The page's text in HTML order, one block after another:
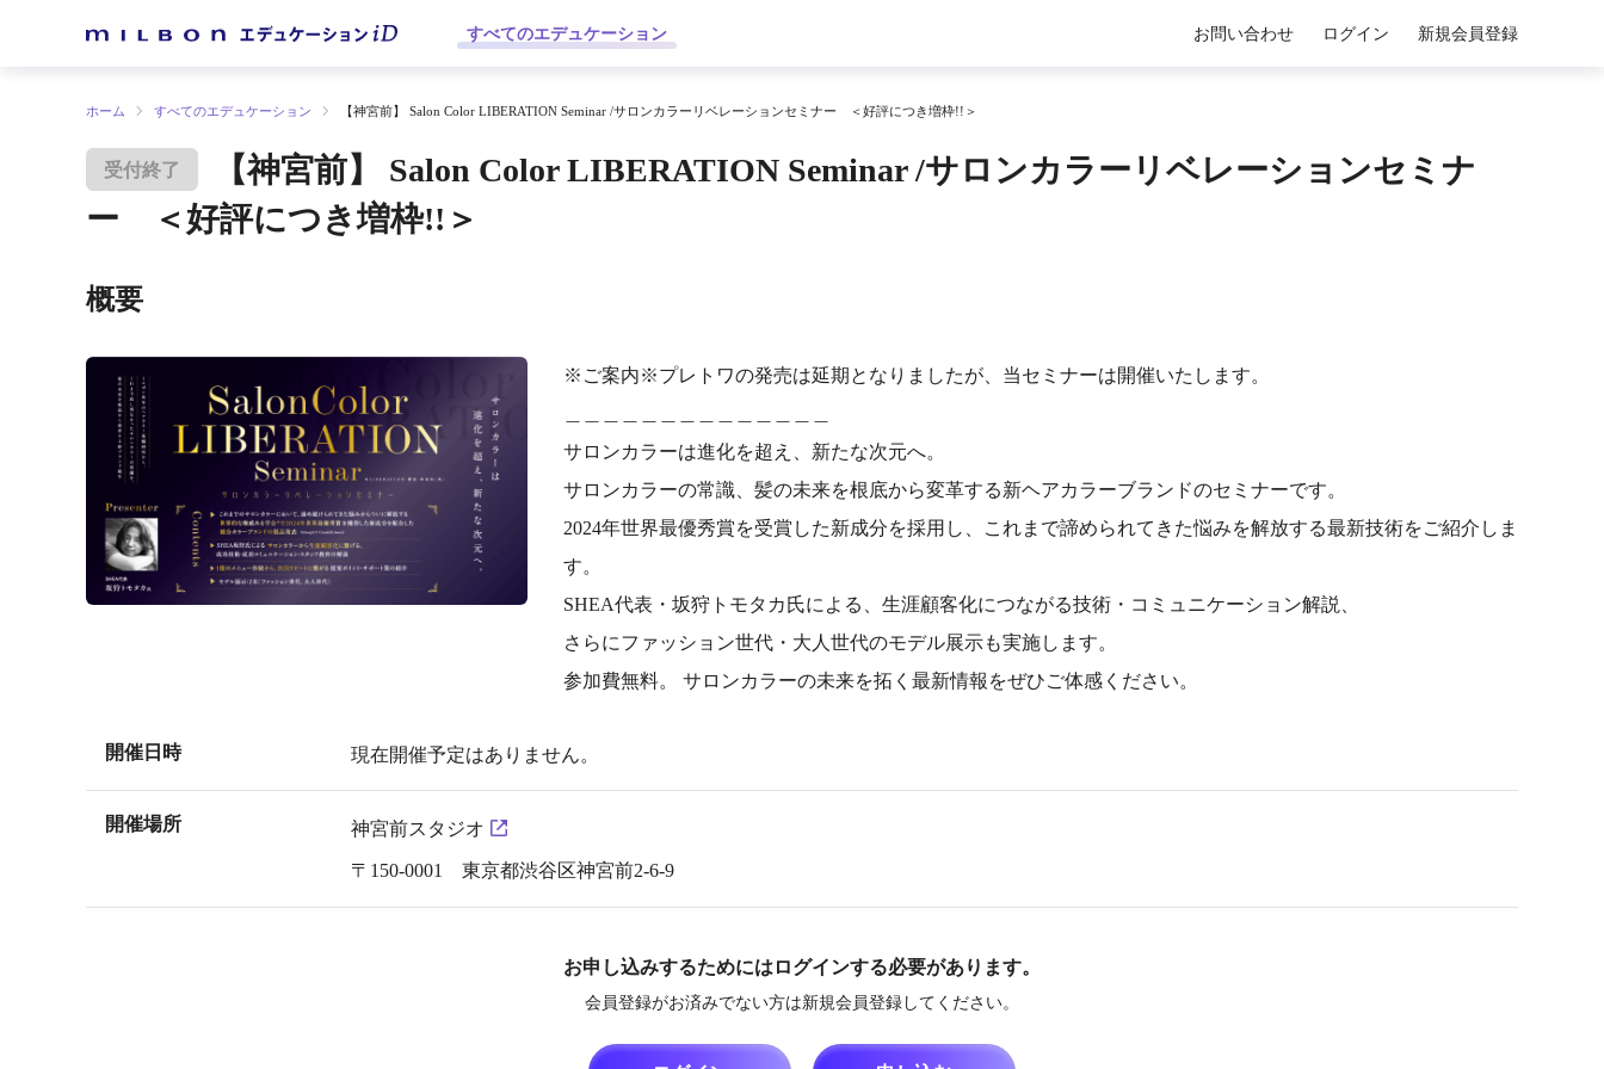
すべてのエデュケーション お問い合わせ ログイン 新規会員登録
ホーム すべてのエデュケーション 【神宮前】 Salon Color LIBERATION Seminar /サロンカラーリベレーションセミナー ＜好評につき増枠!!＞
受付終了
【神宮前】 Salon Color LIBERATION Seminar /サロンカラーリベレーションセミナ
ー ＜好評につき増枠!!＞
概要
※ご案内※プレトワの発売は延期となりましたが、当セミナーは開催いたします。
サロンカラーは進化を超え、新たな次元へ。
サロンカラーの常識、髪の未来を根底から変革する新ヘアカラーブランドのセミナーです。
2024年世界最優秀賞を受賞した新成分を採用し、これまで諦められてきた悩みを解放する最新技術をご紹介しま
す。
SHEA代表・坂狩トモタカ氏による、生涯顧客化につながる技術・コミュニケーション解説、
さらにファッション世代・大人世代のモデル展示も実施します。
参加費無料。 サロンカラーの未来を拓く最新情報をぜひご体感ください。
開催日時 現在開催予定はありません。
開催場所 神宮前スタジオ
〒150-0001 東京都渋谷区神宮前2-6-9
お申し込みするためにはログインする必要があります。
会員登録がお済みでない方は新規会員登録してください。